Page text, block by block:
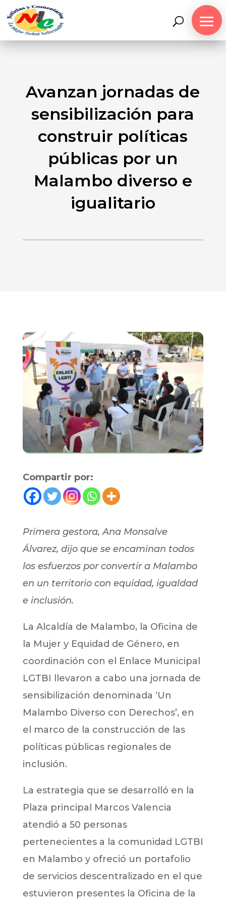
Avanzan jornadas de
sensibilización para
construir políticas
públicas por un
Malambo diverso e
igualitario
Compartir por:
Primera gestora, Ana Monsalve
Álvarez, dijo que se encaminan todos
los esfuerzos por convertir a Malambo
en un territorio con equidad, igualdad
e inclusión.
La Alcaldía de Malambo, la Oficina de
la Mujer y Equidad de Género, en
coordinación con el Enlace Municipal
LGTBI llevaron a cabo una jornada de
sensibilización denominada ‘Un
Malambo Diverso con Derechos’, en
el marco de la construcción de las
políticas públicas regionales de
inclusión.
La estrategia que se desarrolló en la
Plaza principal Marcos Valencia
atendió a 50 personas
pertenecientes a la comunidad LGTBI
en Malambo y ofreció un portafolio
de servicios descentralizado en el que
estuvieron presentes la Oficina de la